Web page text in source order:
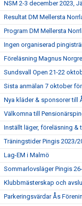
NSM 2-3 december 2023,
Resultat DM Mellersta
Program DM Mellersta
Ingen organiserad
Föreläsning Magnus
Sundsvall Open 21-22
Sista anmälan 7 oktober
Nya kläder & sponsorer till
Välkomna till
Inställt läger, föreläsning &
Träningstider Pingis 2023/
Lag-EM i Malmö
Sommarlovsläger Pingis
Klubbmästerskap och
Parkeringsvärdar Ås